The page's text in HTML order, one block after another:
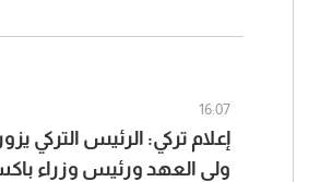
16:07
إعلام تركي: الرئيس التركي
ولي العهد ورئيس وزراء